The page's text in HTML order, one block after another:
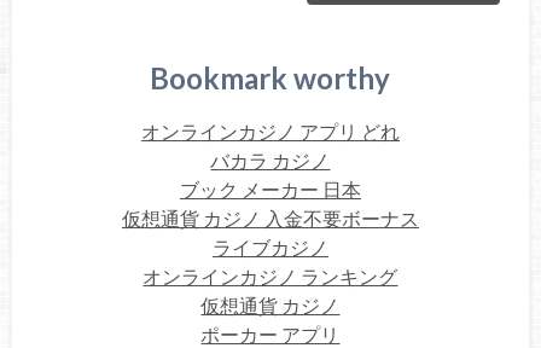
Bookmark worthy
オンラインカジノ アプリ どれ
バカラ カジノ
ブック メーカー 日本
仮想通貨 カジノ 入金不要ボーナス
ライブカジノ
オンラインカジノ ランキング
仮想通貨 カジノ
ポーカー アプリ